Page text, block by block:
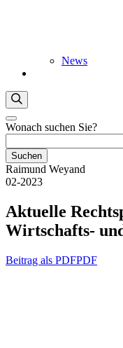
News
Wonach suchen Sie?
Suchen
Raimund Weyand
02-2023
Aktuelle
Wirtschafts-
Beitrag als PDFPDF